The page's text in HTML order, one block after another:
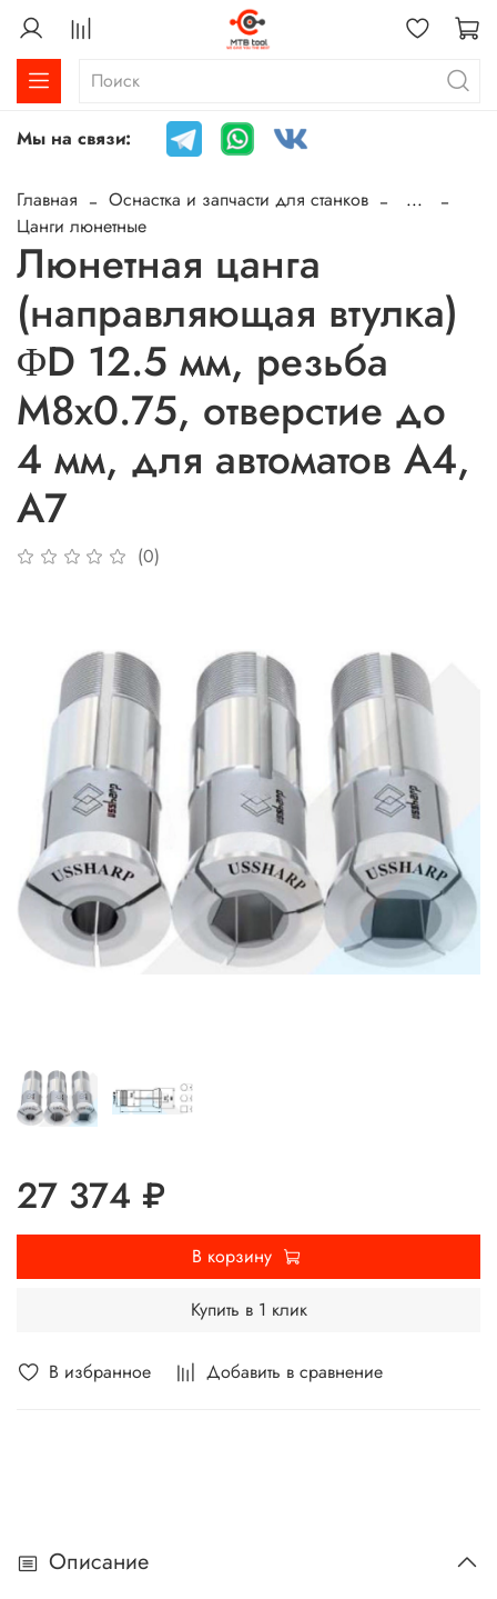
Мы на связи:
Главная Оснастка и запчасти для станков
...
Цанги люнетные
Люнетная цанга
(направляющая втулка)
ΦD 12.5 мм, резьба
M8x0.75, отверстие до
4 мм, для автоматов A4,
A7
(0)
В избранное Добавить в сравнение
27 374 ₽
В корзину
Купить в 1 клик
Описание